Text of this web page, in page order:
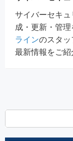
サイバーセキ
成・更新・管
ラインのスタッ
最新情報をご紹